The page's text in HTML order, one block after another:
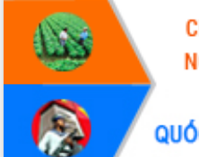
Đắk Lắk rà soát, điều chỉnh Đề án 190
về phát triển nuôi trồng thủy sản
Phó Chủ tịch UBND tỉnh Đắk Lắk
Trương Công Thái kiểm tra thực địa
Dự án cao tốc Khánh Hòa - Buôn Ma
Thuột
Định vị cà phê Việt Nam như một “di
sản sống” trong dòng chảy toàn cầu